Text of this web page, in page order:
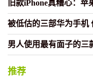
旧款iPhone真糟心：
被低估的三部华为手机
男人使用最有面子的三
推荐